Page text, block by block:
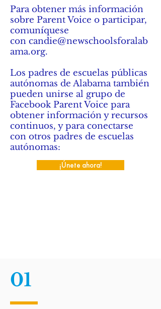
Para obtener más información
sobre Parent Voice o participar,
comuníquese
con candie@newschoolsforalab
ama.org.
Los padres de escuelas públicas
autónomas de Alabama también
pueden unirse al grupo de
Facebook Parent Voice para
obtener información y recursos
continuos, y para conectarse
con otros padres de escuelas
autónomas:
¡Únete ahora!
01